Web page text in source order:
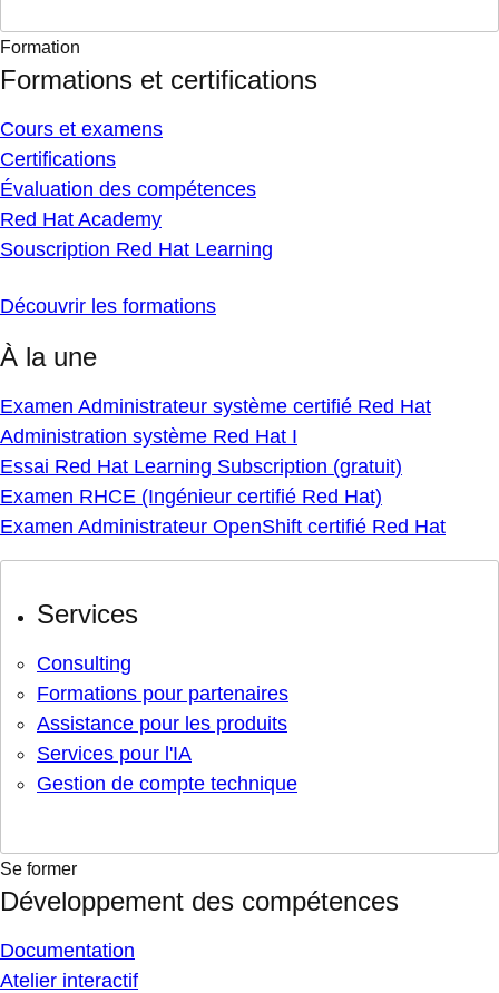
Formation
Formations et certifications
Cours et examens
Certifications
Évaluation des compétences
Red Hat Academy
Souscription Red Hat Learning
Découvrir les formations
À la une
Examen Administrateur système certifié Red Hat
Administration système Red Hat I
Essai Red Hat Learning Subscription (gratuit)
Examen RHCE (Ingénieur certifié Red Hat)
Examen Administrateur OpenShift certifié Red Hat
Services
Consulting
Formations pour partenaires
Assistance pour les produits
Services pour l'IA
Gestion de compte technique
Se former
Développement des compétences
Documentation
Atelier interactif